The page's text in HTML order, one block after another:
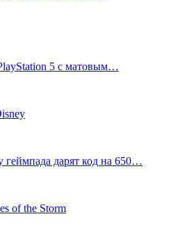
5 с матовым…
геймпада дарят код на 650…
of the Storm